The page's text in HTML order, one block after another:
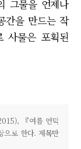
그물을 언제나
간을 만드는 작
사물은 포획된
『여름 언덕
으로 한다. 제목만